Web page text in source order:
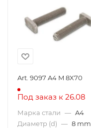
Art. 9097 A4 M 8X70
Под заказ к 26.08
Марка стали — A4
Диаметр (d) — 8 mm